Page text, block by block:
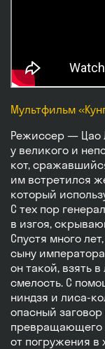
Мультфильм
Режиссер — Цао
у великого и
кот,
им встретился
который
С тех пор
в изгоя,
Спустя много
сыну
он такой, взять
смелость. С
ниндзя и лиса-
опасный заговор
превращающего
от погружения в